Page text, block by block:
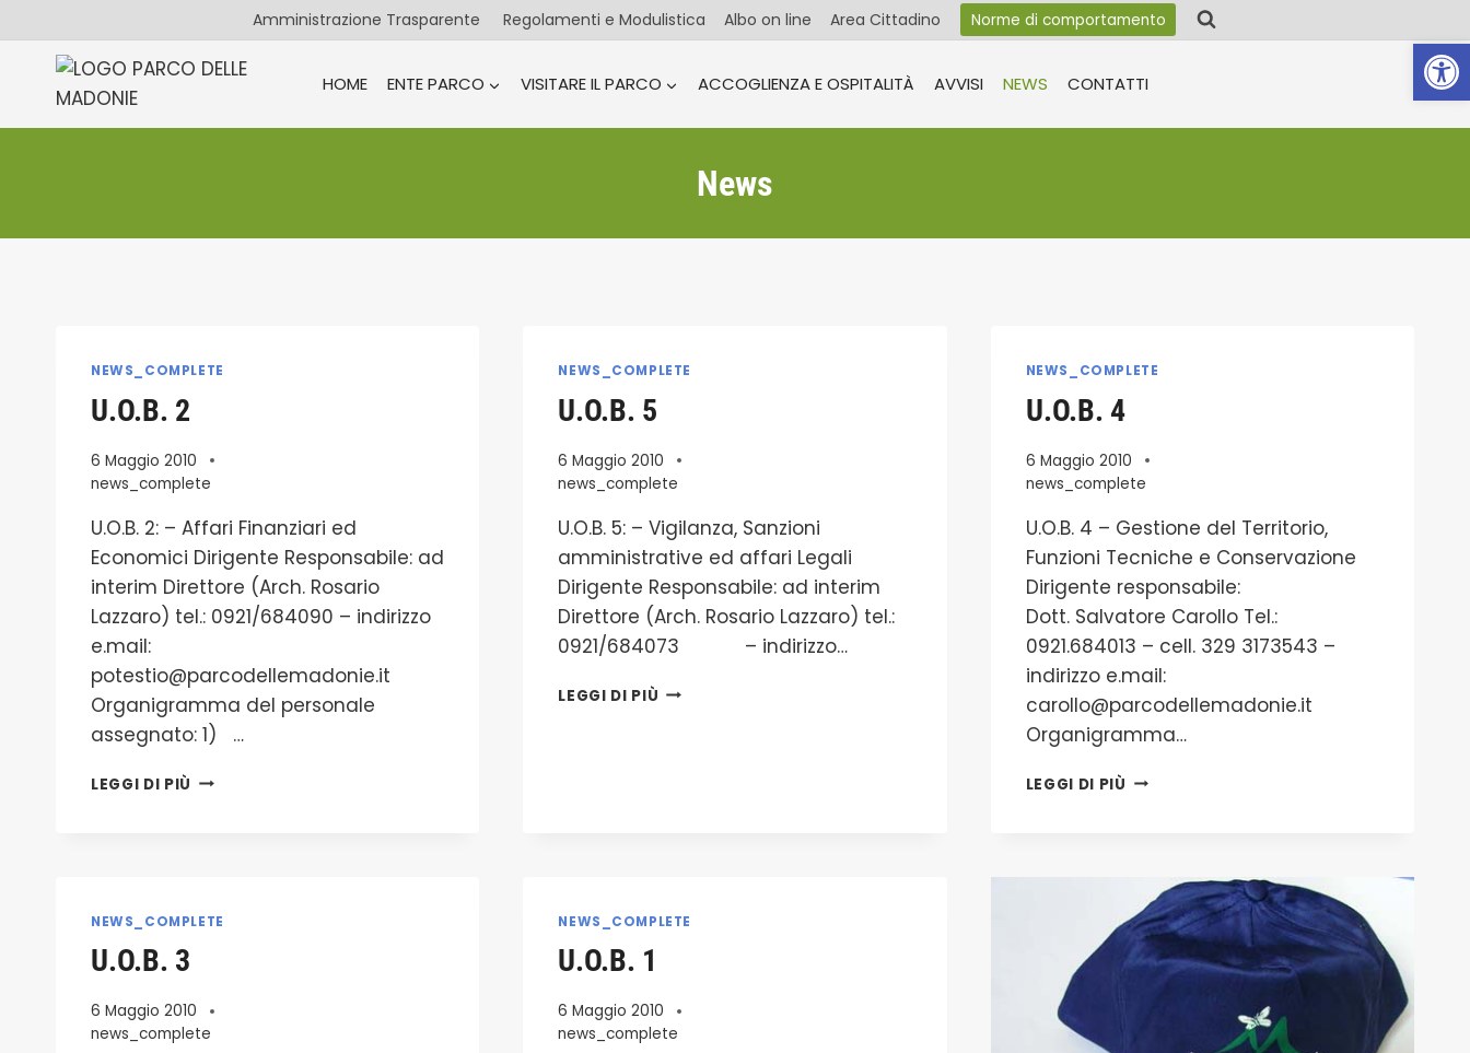
Apri
al
contenuto
Amministrazione Trasparente Regolamenti e Modulistica Albo on line Area Cittadino Norme di comportamento
HOME ENTE PARCO VISITARE IL PARCO ACCOGLIENZA E OSPITALITÀ AVVISI NEWS CONTATTI
News
NEWS_COMPLETE
U.O.B. 2
6 Maggio 2010
news_complete
U.O.B. 2: – Affari Finanziari ed
Economici Dirigente Responsabile: ad
interim Direttore (Arch. Rosario
Lazzaro) tel.: 0921/684090 – indirizzo
e.mail:
potestio@parcodellemadonie.it
Organigramma del personale
assegnato: 1) …
LEGGI DI PIÙ U.O.B.
NEWS_COMPLETE
U.O.B. 5
6 Maggio 2010
news_complete
U.O.B. 5: – Vigilanza, Sanzioni
amministrative ed affari Legali
Dirigente Responsabile: ad interim
Direttore (Arch. Rosario Lazzaro) tel.:
0921/684073 – indirizzo…
LEGGI DI PIÙ U.O.B.
NEWS_COMPLETE
U.O.B. 4
6 Maggio 2010
news_complete
U.O.B. 4 – Gestione del Territorio,
Funzioni Tecniche e Conservazione
Dirigente responsabile:
Dott. Salvatore Carollo Tel.:
0921.684013 – cell. 329 3173543 –
indirizzo e.mail:
carollo@parcodellemadonie.it
Organigramma…
LEGGI DI PIÙ U.O.B.
NEWS_COMPLETE
U.O.B. 3
6 Maggio 2010
news_complete
NEWS_COMPLETE
U.O.B. 1
6 Maggio 2010
news_complete